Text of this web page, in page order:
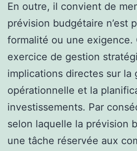
En outre, il convient de
prévision budgétaire n’est
formalité ou une exigence.
exercice de gestion
implications directes sur la
opérationnelle et la
investissements. Par
selon laquelle la prévision
une tâche réservée aux